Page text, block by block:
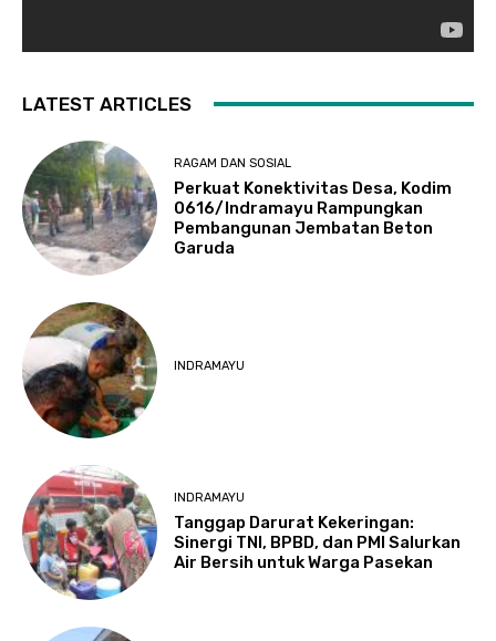
LATEST ARTICLES
RAGAM DAN SOSIAL
​Perkuat Konektivitas Desa, Kodim
0616/Indramayu Rampungkan
Pembangunan Jembatan Beton
Garuda
INDRAMAYU
INDRAMAYU
​Tanggap Darurat Kekeringan:
Sinergi TNI, BPBD, dan PMI Salurkan
Air Bersih untuk Warga Pasekan